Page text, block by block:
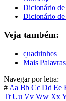
Dicionário
Dicionário
Veja também:
quadrinhos
Mais Palavras
Navegar por letra:
# Aa Bb Cc Dd Ee
Tt Uu Vv Ww Xx